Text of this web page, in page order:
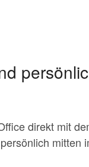
direkt mit
mitten